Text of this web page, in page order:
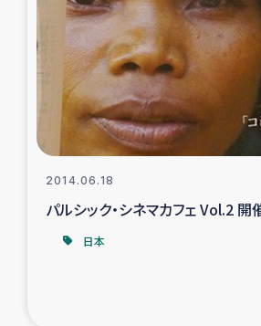
大雨による洪水被災者
カカオ生産者支援
シリア国内避難民・帰還民の
トルコにおけるシリア難
インドネシア中部 スラウェシの地震
2014.06.18
パルシック・シネマカフェ Vol.2 開
日本